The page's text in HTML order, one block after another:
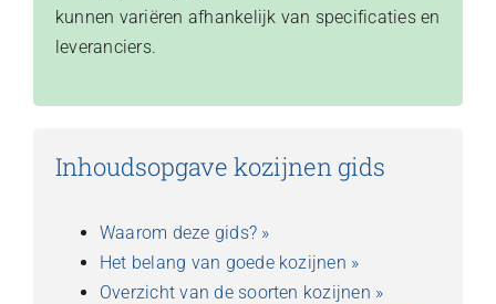
kunnen variëren afhankelijk van specificaties en
leveranciers.
Inhoudsopgave kozijnen gids
Waarom deze gids? »
Het belang van goede kozijnen »
Overzicht van de soorten kozijnen »